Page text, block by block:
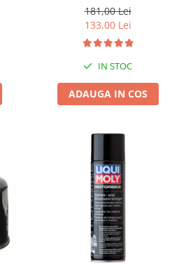
181,00 Lei
133,00 Lei
IN STOC
ADAUGA IN COS